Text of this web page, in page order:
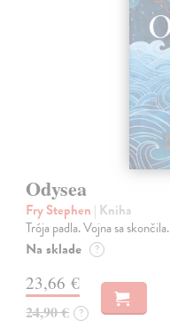
Odysea
Fry Stephen | Kniha
Trója padla. Vojna sa skončila.
Na sklade ?
23,66 €
24,90 € ?